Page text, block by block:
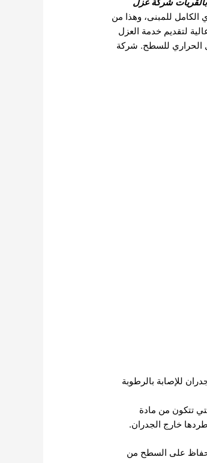
للمبنى، وهذا من
لتقديم خدمة العزل
الحراري للسطح. شركة
للإصابة بالرطوبة
تتكون من مادة
خارج الجدران.
على السطح من